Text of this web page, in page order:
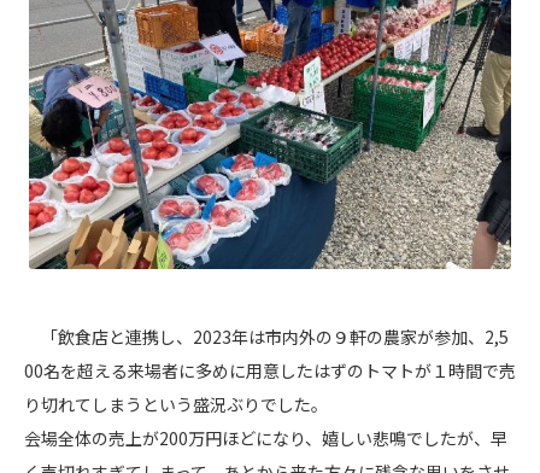
「飲食店と連携し、2023年は市内外の９軒の農家が参加、2,5
00名を超える来場者に多めに用意したはずのトマトが１時間で売
り切れてしまうという盛況ぶりでした。
会場全体の売上が200万円ほどになり、嬉しい悲鳴でしたが、早